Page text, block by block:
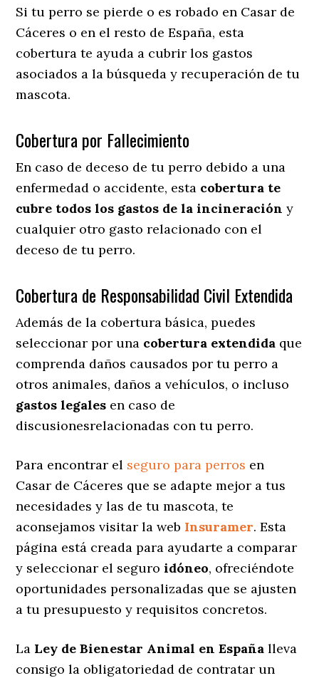
Si tu perro se pierde o es robado en Casar de
Cáceres o en el resto de España, esta
cobertura te ayuda a cubrir los gastos
asociados a la búsqueda y recuperación de tu
mascota.
Cobertura por Fallecimiento
En caso de deceso de tu perro debido a una
enfermedad o accidente, esta cobertura te
cubre todos los gastos de la incineración y
cualquier otro gasto relacionado con el
deceso de tu perro.
Cobertura de Responsabilidad Civil Extendida
Además de la cobertura básica, puedes
seleccionar por una cobertura extendida que
comprenda daños causados por tu perro a
otros animales, daños a vehículos, o incluso
gastos legales en caso de
discusionesrelacionadas con tu perro.
Para encontrar el seguro para perros en
Casar de Cáceres que se adapte mejor a tus
necesidades y las de tu mascota, te
aconsejamos visitar la web Insuramer. Esta
página está creada para ayudarte a comparar
y seleccionar el seguroidóneo, ofreciéndote
oportunidades personalizadas que se ajusten
a tu presupuesto y requisitos concretos.
La Ley de Bienestar Animal en España lleva
consigo la obligatoriedad de contratar un